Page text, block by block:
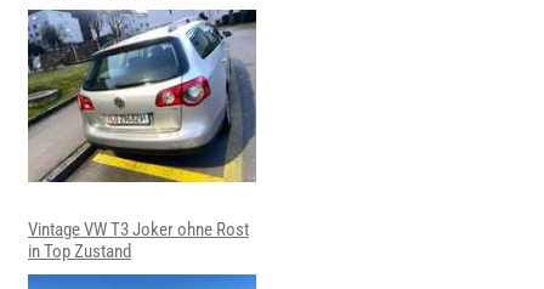
Vintage VW T3 Joker ohne Rost
in Top Zustand